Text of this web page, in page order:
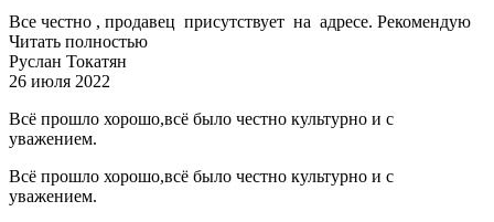
Все честно , продавец присутствует на адресе. Рекомендую
Читать полностью
Руслан Токатян
26 июля 2022
Всё прошло хорошо,всё было честно культурно и с
уважением.
Всё прошло хорошо,всё было честно культурно и с
уважением.